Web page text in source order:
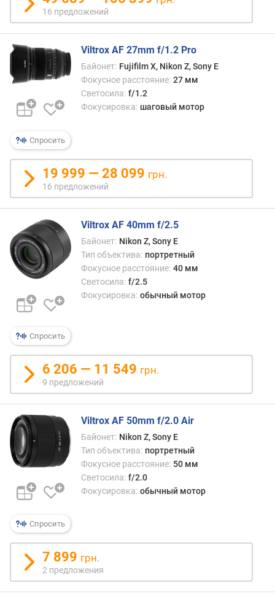
р
а
г
м
а
и
н
д
и
а
ф
р
а
м
а
T
-
t
м
а
к
с
и
м
а
ь
н
о
е
в
е
и
16 предложений
Спросить
Viltrox AF 27mm f/1.2 Pro
Байонет: Fujifilm X, Nikon Z, Sony E
Фокусное расстояние: 27 мм
Светосила: f/1.2
Фокусировка: шаговый мотор
19 999 — 28 099 грн.
16 предложений
Спросить
Viltrox AF 40mm f/2.5
Байонет: Nikon Z, Sony E
Тип объектива: портретный
Фокусное расстояние: 40 мм
Светосила: f/2.5
Фокусировка: обычный мотор
6 206 — 11 549 грн.
9 предложений
Спросить
Viltrox AF 50mm f/2.0 Air
Байонет: Nikon Z, Sony E
Тип объектива: портретный
Фокусное расстояние: 50 мм
Светосила: f/2.0
Фокусировка: обычный мотор
7 899 грн.
2 предложения